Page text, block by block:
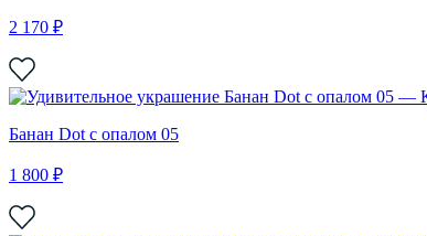
2 170 ₽
Банан Dot с опалом 05
1 800 ₽